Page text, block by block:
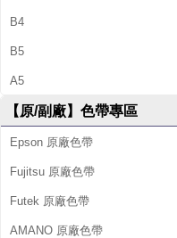
B4
B5
A5
【原/副廠】色帶專區
Epson 原廠色帶
Fujitsu 原廠色帶
Futek 原廠色帶
AMANO 原廠色帶